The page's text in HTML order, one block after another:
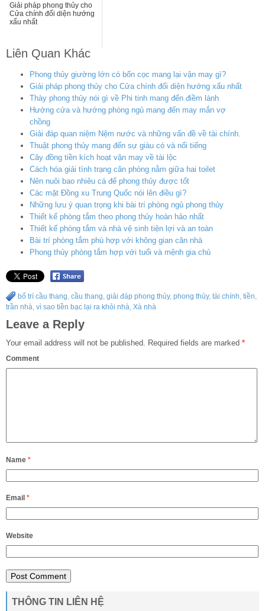
Giải pháp phong thủy cho
Cửa chính đối diện hướng
xấu nhất
Liên Quan Khác
Phong thủy giường lớn có bốn cọc mang lại vận may gì?
Giải pháp phong thủy cho Cửa chính đối diện hướng xấu nhất
Thày phong thủy nói gì về Phi tinh mang đến điềm lành
Hướng cửa và hướng phòng ngủ mang đến may mắn vợ
chồng
Giải đáp quan niệm Nệm nước và những vấn đề về tài chính.
Thuật phong thủy mang đến sự giàu có và nổi tiếng
Cây đồng tiền kích hoạt vận may về tài lộc
Cách hóa giải tình trạng căn phòng nằm giữa hai toilet
Nên nuôi bao nhiêu cá để phong thủy được tốt
Các mặt Đồng xu Trung Quốc nói lên điều gì?
Những lưu ý quan trọng khi bài trí phòng ngủ phong thủy
Thiết kế phòng tắm theo phong thủy hoàn hảo nhất
Thiết kế phòng tắm và nhà vệ sinh tiện lợi và an toàn
Bài trí phòng tắm phù hợp với không gian căn nhà
Phong thủy phòng tắm hợp với tuổi và mệnh gia chủ
bố trí cầu thang, cầu thang, giải đáp phong thủy, phong thủy, tài chính, tiền,
trần nhà, vì sao tiền bạc lại ra khỏi nhà, Xà nhà
Leave a Reply
Your email address will not be published. Required fields are marked *
Comment
Name *
Email *
Website
THÔNG TIN LIÊN HỆ